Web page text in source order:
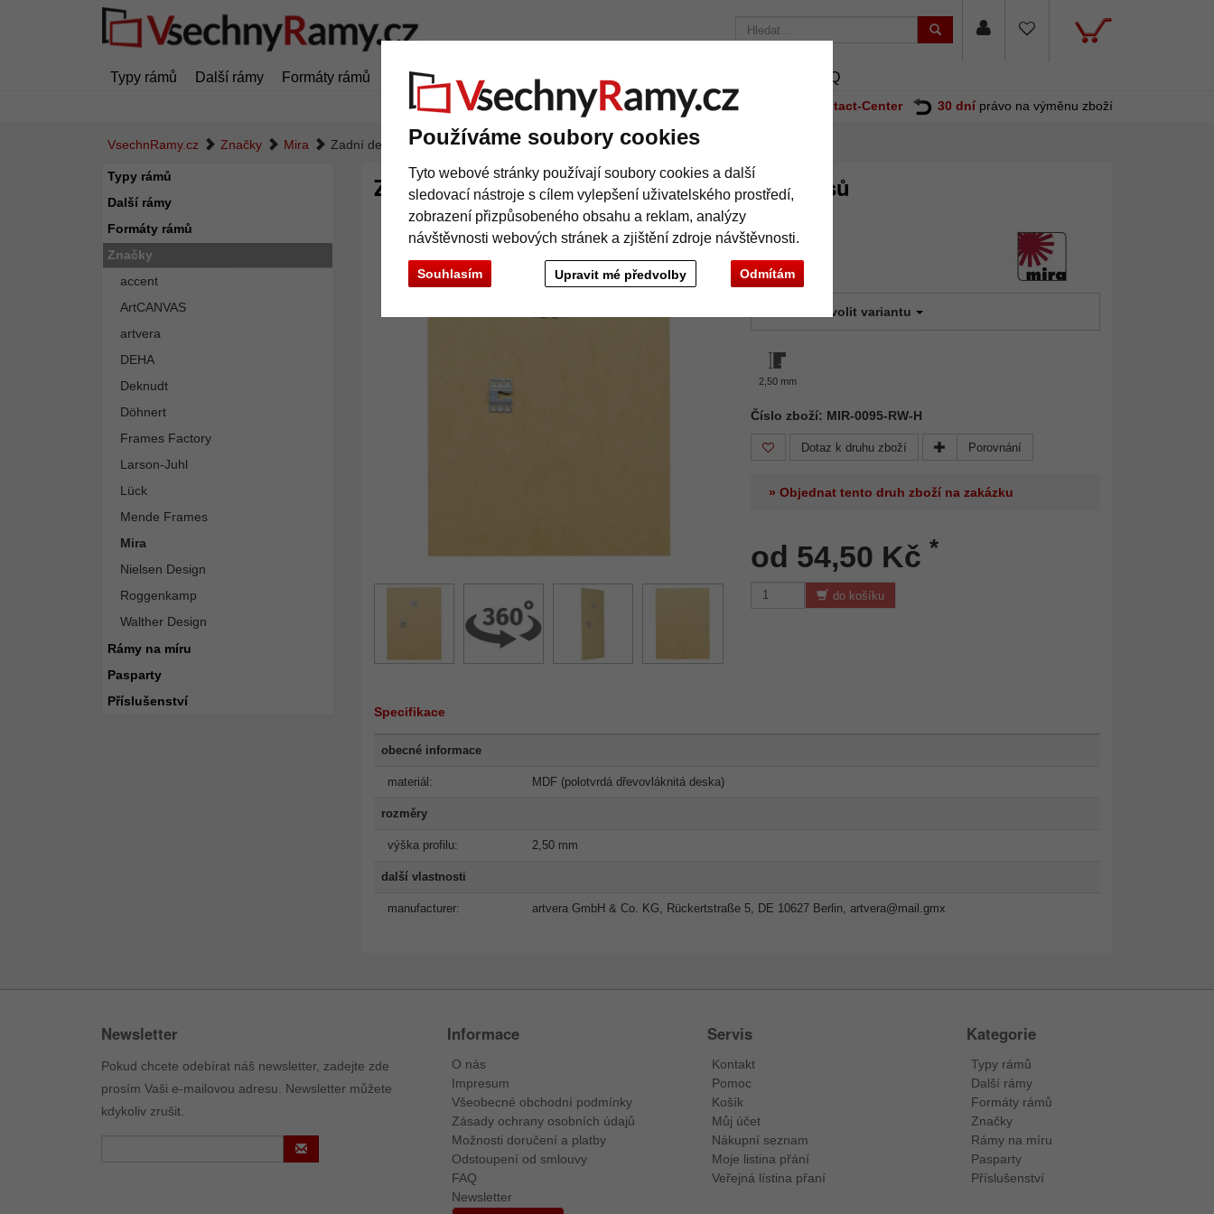
Používáme soubory cookies
Tyto webové stránky používají soubory cookies a další
sledovací nástroje s cílem vylepšení uživatelského prostředí,
zobrazení přizpůsobeného obsahu a reklam, analýzy
návštěvnosti webových stránek a zjištění zdroje návštěvnosti.
Souhlasím Odmítám
Upravit mé předvolby
Typy rámů Další rámy Formáty rámů Značky Rámy na míru Pasparty FAQ
Přepravní náklady 390 Kč +49 30 235 949 085 Contact-Center 30 dní právo na výměnu zboží
VsechnRamy.cz Značky Mira Zadní deska rámů na obrazy z MDF vč. závěsů
Typy rámů
Další rámy
Formáty rámů
Značky
accent
ArtCANVAS
artvera
DEHA
Deknudt
Döhnert
Frames Factory
Larson-Juhl
Lück
Mende Frames
Mira
Nielsen Design
Roggenkamp
Walther Design
Rámy na míru
Pasparty
Příslušenství
Zadní deska rámů na obrazy z MDF vč. závěsů
Zvolit variantu
2,50 mm
Číslo zboží: MIR-0095-RW-H
Dotaz k druhu zboží Porovnání
» Objednat tento druh zboží na zakázku
od 54,50 Kč *
do košíku
Specifikace
obecné informace
materiál: MDF (polotvrdá dřevovláknitá deska)
rozměry
výška profilu: 2,50 mm
další vlastnosti
manufacturer: artvera GmbH & Co. KG, Rückertstraße 5, DE 10627 Berlin, artvera@mail.gmx
Newsletter
Pokud chcete odebírat náš newsletter, zadejte zde
prosím Vaši e-mailovou adresu. Newsletter můžete
kdykoliv zrušit.
Informace
O nás
Impresum
Všeobecné obchodní podmínky
Zásady ochrany osobních údajů
Možnosti doručení a platby
Odstoupení od smlouvy
FAQ
Newsletter
Servis
Kontakt
Pomoc
Košík
Můj účet
Nákupní seznam
Moje listina přání
Veřejná lístina přaní
Kategorie
Typy rámů
Další rámy
Formáty rámů
Značky
Rámy na míru
Pasparty
Příslušenství